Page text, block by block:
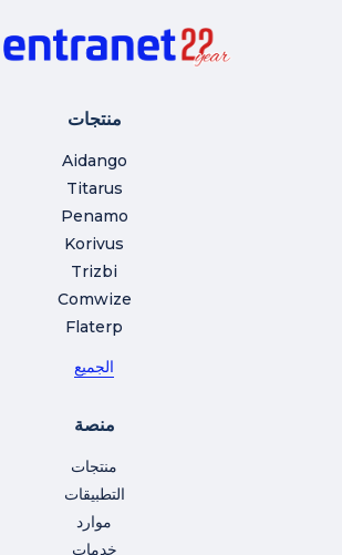
منتجات
Aidango
Titarus
Penamo
Korivus
Trizbi
Comwize
Flaterp
الجميع
منصة
منتجات
التطبيقات
موارد
خدمات